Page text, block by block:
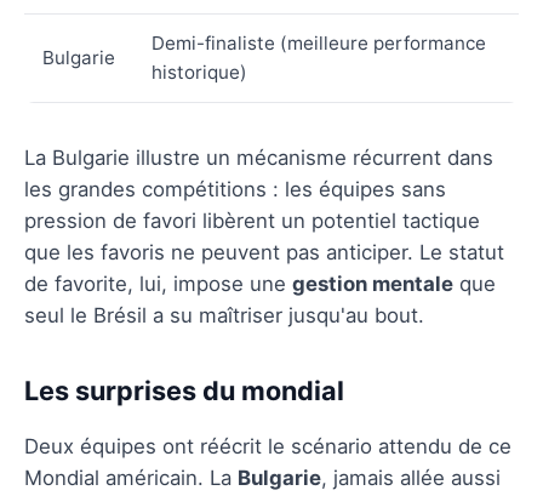
Bulgarie
Demi-finaliste (meilleure performance
historique)
La Bulgarie illustre un mécanisme récurrent dans
les grandes compétitions : les équipes sans
pression de favori libèrent un potentiel tactique
que les favoris ne peuvent pas anticiper. Le statut
de favorite, lui, impose une gestion mentale que
seul le Brésil a su maîtriser jusqu'au bout.
Les surprises du mondial
Deux équipes ont réécrit le scénario attendu de ce
Mondial américain. La Bulgarie, jamais allée aussi